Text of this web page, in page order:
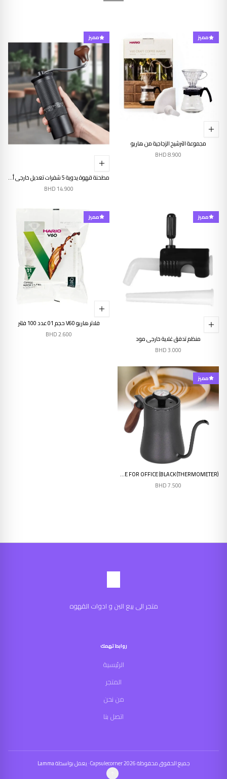
مميز
مجموعة الترشيح الزجاجية من هاريو
BHD8.900
مميز
مطحنة قهوة يدوية 5 شفرات تعديل خارجي أسود
BHD 14.900
مميز
منظم تدفق غلاية خارجي مود
BHD3.000
مميز
فلاتر هاريو V60 حجم 01 عدد 100 فلتر
BHD2.600
مميز
COFFEE KETTLE, 550ML STAINLESS STEEL ELECTRIC COFFEE KETTLE FOR HOME FOR OFFICE (BLACK (THERMOMETER)
BHD7.500
متجر الى بيع البن و ادوات القهوه
روابط تهمك
الرئيسية
المتجر
من نحن
اتصل بنا
جميع الحقوق محفوظة2026
Capsulecorner
·يعمل بواسطةLamma